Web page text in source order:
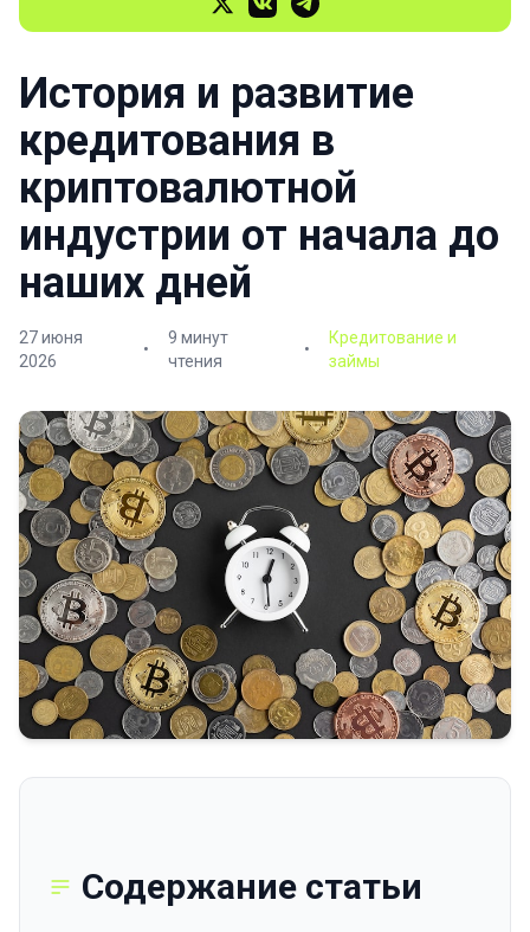
История и развитие
кредитования в
криптовалютной
индустрии от начала до
наших дней
27 июня
2026
•
9 минут
чтения
•
Кредитование и
займы
Содержание статьи